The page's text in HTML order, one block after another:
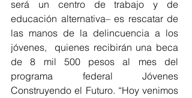
será un centro de trabajo y de
educación alternativa– es rescatar de
las manos de la delincuencia a los
jóvenes,  quienes recibirán una beca
de 8 mil 500 pesos al mes del
programa federal Jóvenes
Construyendo el Futuro. “Hoy venimos